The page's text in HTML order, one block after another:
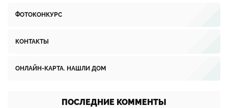
ФОТОКОНКУРС
КОНТАКТЫ
ОНЛАЙН-КАРТА. НАШЛИ ДОМ
ПОСЛЕДНИЕ КОММЕНТЫ